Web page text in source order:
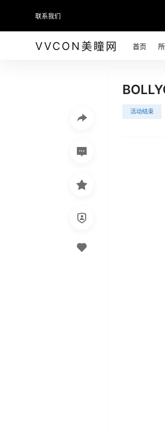
联系我们
VVCON美瞳网 首页
活动结束